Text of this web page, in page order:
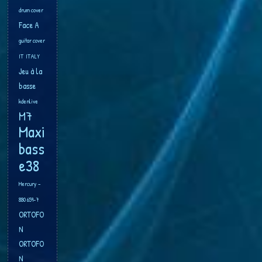
drum cover
Face A
guitar cover
IT ITALY
Jeu à la
basse
kdenlive
M7
Maxi
bass
e38
Mercury –
880 659-7
ORTOFO
N
ORTOFO
N